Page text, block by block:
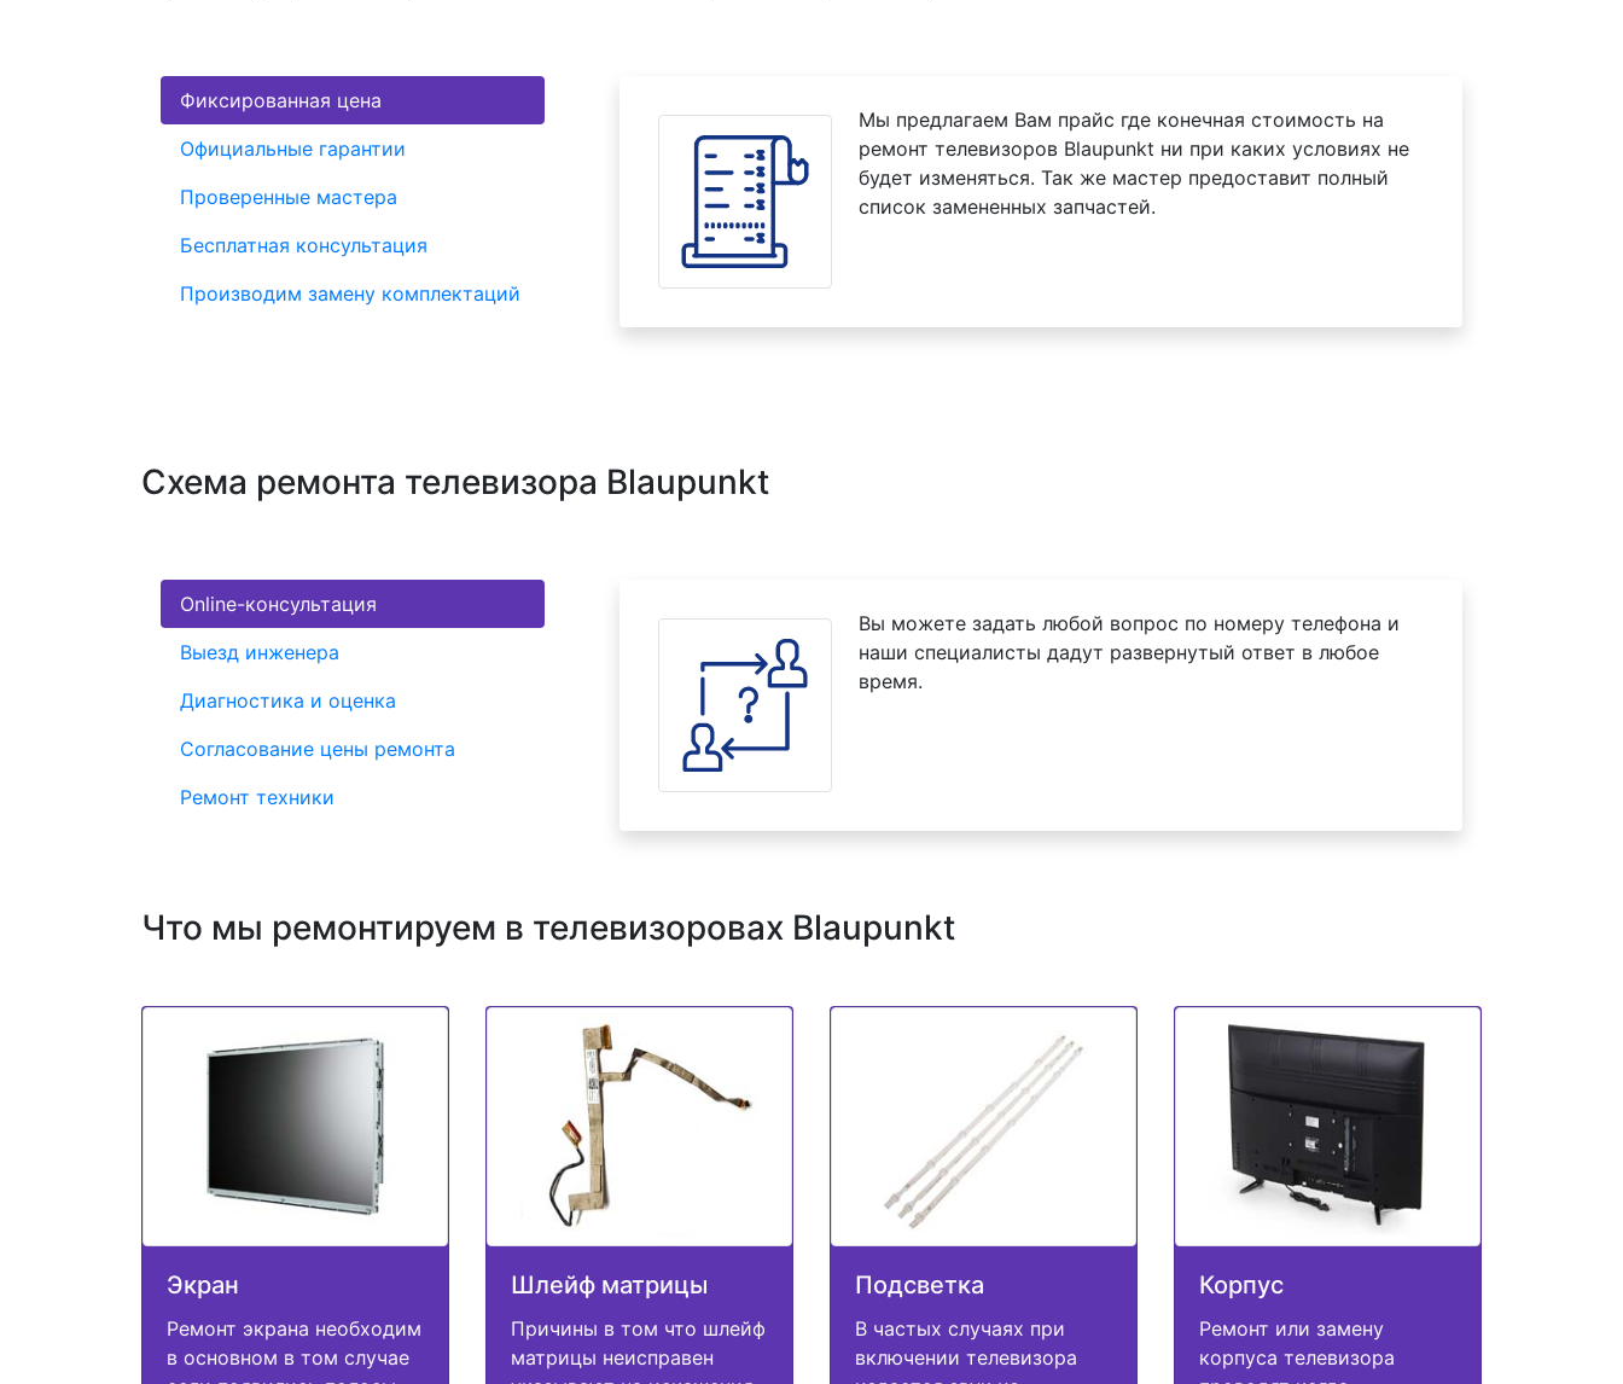
Фиксированная цена
Официальные гарантии
Проверенные мастера
Бесплатная консультация
Производим замену комплектаций
Мы предлагаем Вам прайс где конечная стоимость на
ремонт телевизоров Blaupunkt ни при каких условиях не
будет изменяться. Так же мастер предоставит полный
список замененных запчастей.
Схема ремонта телевизора Blaupunkt
Online-консультация
Выезд инженера
Диагностика и оценка
Согласование цены ремонта
Ремонт техники
Вы можете задать любой вопрос по номеру телефона и
наши специалисты дадут развернутый ответ в любое
время.
Что мы ремонтируем в телевизоровах Blaupunkt
Экран
Ремонт экрана необходим
в основном в том случае
Шлейф матрицы
Причины в том что шлейф
матрицы неисправен
Подсветка
В частых случаях при
включении телевизора
Корпус
Ремонт или замену
корпуса телевизора